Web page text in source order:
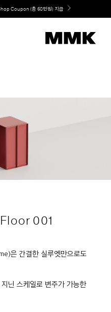
Coupon (총 60만원) 지급
001
은 간결한 실루엣만으로도
닌 스케일로 변주가 가능한